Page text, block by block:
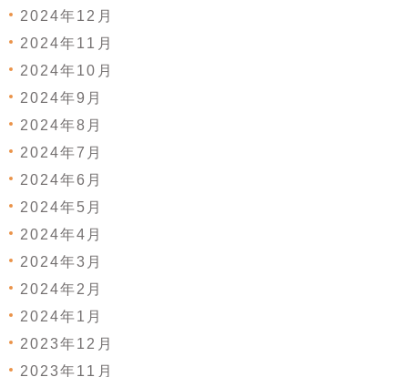
2024年12月
2024年11月
2024年10月
2024年9月
2024年8月
2024年7月
2024年6月
2024年5月
2024年4月
2024年3月
2024年2月
2024年1月
2023年12月
2023年11月